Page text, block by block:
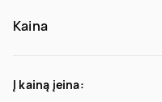
Kaina
Į kainą įeina: